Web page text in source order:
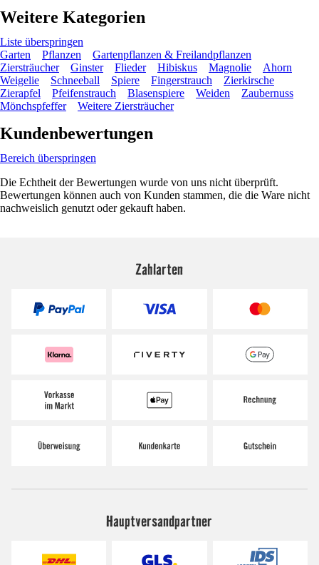
Weitere Kategorien
Liste überspringen
Garten
Pflanzen
Gartenpflanzen & Freilandpflanzen
Ziersträucher
Ginster Flieder Hibiskus Magnolie
Ahorn
Weigelie
Schneeball Spiere Fingerstrauch
Zierkirsche
Zierapfel
Pfeifenstrauch Blasenspiere Weiden
Zaubernuss
Mönchspfeffer
Weitere Ziersträucher
Kundenbewertungen
Bereich überspringen
Die Echtheit der Bewertungen wurde von uns nicht überprüft.
Bewertungen können auch von Kunden stammen, die die Ware nicht
nachweislich genutzt oder gekauft haben.
Zahlarten
Hauptversandpartner